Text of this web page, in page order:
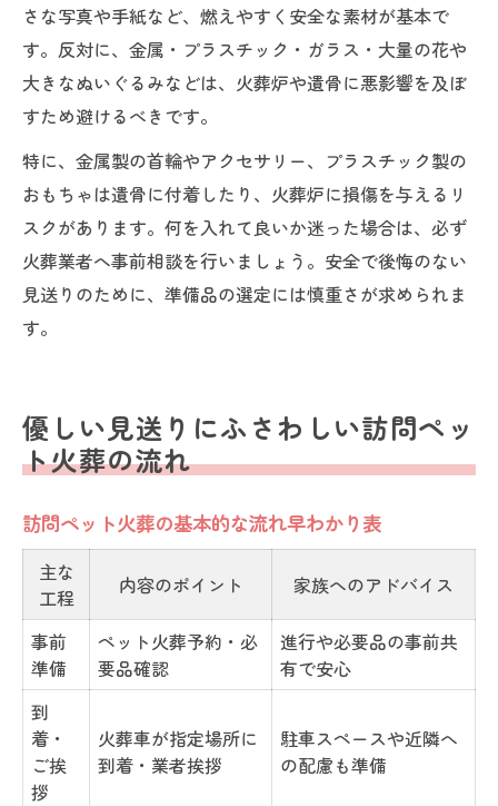
さな写真や手紙など、燃えやすく安全な素材が基本で
す。反対に、金属・プラスチック・ガラス・大量の花や
大きなぬいぐるみなどは、火葬炉や遺骨に悪影響を及ぼ
すため避けるべきです。
特に、金属製の首輪やアクセサリー、プラスチック製の
おもちゃは遺骨に付着したり、火葬炉に損傷を与えるリ
スクがあります。何を入れて良いか迷った場合は、必ず
火葬業者へ事前相談を行いましょう。安全で後悔のない
見送りのために、準備品の選定には慎重さが求められま
す。
優しい見送りにふさわしい訪問ペッ
ト火葬の流れ
訪問ペット火葬の基本的な流れ早わかり表
主な
工程
内容のポイント 家族へのアドバイス
事前
準備
ペット火葬予約・必
要品確認
進行や必要品の事前共
有で安心
到
着・
ご挨
拶
火葬車が指定場所に
到着・業者挨拶
駐車スペースや近隣へ
の配慮も準備